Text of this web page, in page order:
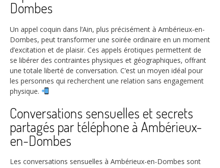
Dombes
Un appel coquin dans l’Ain, plus précisément à Ambérieux-en-
Dombes, peut transformer une soirée ordinaire en un moment
d’excitation et de plaisir. Ces appels érotiques permettent de
se libérer des contraintes physiques et géographiques, offrant
une totale liberté de conversation. C’est un moyen idéal pour
les personnes qui recherchent une relation sans engagement
physique.
Conversations sensuelles et secrets
partagés par téléphone à Ambérieux-
en-Dombes
Les conversations sensuelles à Ambérieux-en-Dombes sont